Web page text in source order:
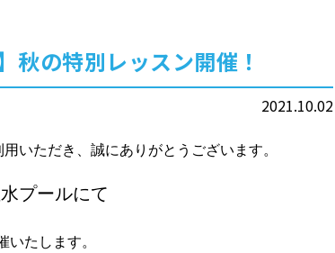
秋の特別レッスン開催！
2021.10.02
いただき、誠にありがとうございます。
プールにて
いたします。